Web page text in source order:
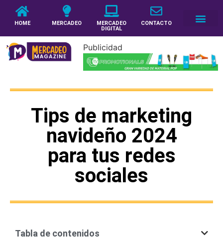
HOME MERCADEO
MERCADEO
DIGITAL
CONTACTO
Publicidad
Tips de marketing
navideño 2024
para tus redes
sociales
Tabla de contenidos